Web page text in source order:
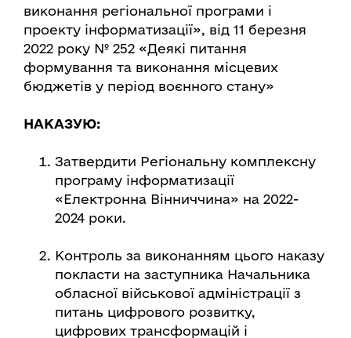
виконання регіональної програми і
проекту інформатизації», від 11 березня
2022 року № 252 «Деякі питання
формування та виконання місцевих
бюджетів у період воєнного стану»
НАКАЗУЮ:
Затвердити Регіональну комплексну
програму інформатизації
«Електронна Вінниччина» на 2022-
2024 роки.
Контроль за виконанням цього наказу
покласти на заступника Начальника
обласної військової адміністрації з
питань цифрового розвитку,
цифрових трансформацій і